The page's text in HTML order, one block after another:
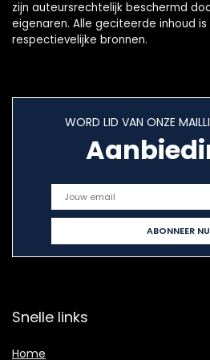
zijn auteursrechtelijk beschermd
eigenaren. Alle geciteerde inhoud
respectievelijke bronnen.
WORD LID VAN ONZE
Snelle links
Home